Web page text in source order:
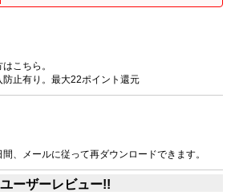
こちら。
止有り。最大22ポイント還元
、メールに従って再ダウンロードできます。
ユーザーレビュー!!